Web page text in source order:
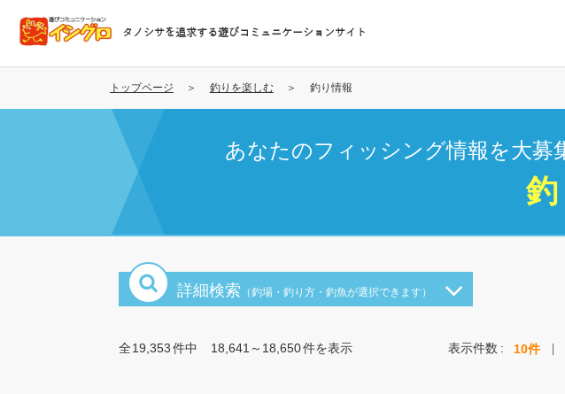
コ
テ
タノシサを追求する遊びコミュニケーションサイト
トップページ 釣りを楽しむ 釣り情報
あなたのフィッシング情報を大募
詳細検索 （釣場・釣り方・釣魚が選択できます）
全19,353件中 18,641～18,650件を表示 表示件数 10件